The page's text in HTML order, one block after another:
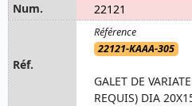
22121
22121-KAAA-305
GALET DE
REQUIS) DIA